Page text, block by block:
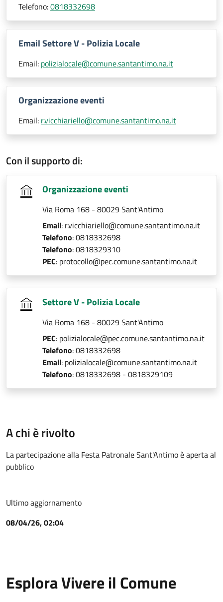
Telefono:0818332698
Email Settore V - Polizia Locale
Email: polizialocale@comune.santantimo.na.it
Organizzazione eventi
Email: r.vicchiariello@comune.santantimo.na.it
Con il supporto di:
Organizzazione eventi
Via Roma 168 - 80029 Sant'Antimo
Email: r.vicchiariello@comune.santantimo.na.it
Telefono: 0818332698
Telefono: 0818329310
PEC: protocollo@pec.comune.santantimo.na.it
Settore V - Polizia Locale
Via Roma 168 - 80029 Sant'Antimo
PEC: polizialocale@pec.comune.santantimo.na.it
Telefono: 0818332698
Email: polizialocale@comune.santantimo.na.it
Telefono: 0818332698 - 0818329109
A chi è rivolto
La partecipazione alla Festa Patronale Sant'Antimo è aperta al
pubblico
Ultimo aggiornamento
08/04/26, 02:04
Esplora Vivere il Comune